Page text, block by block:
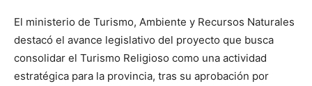
El ministerio de Turismo, Ambiente y Recursos Naturales
destacó el avance legislativo del proyecto que busca
consolidar el Turismo Religioso como una actividad
estratégica para la provincia, tras su aprobación por